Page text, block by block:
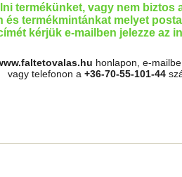
termékünket, vagy nem biztos
és termékmintánkat melyet
kérjük e-mailben jelezze az
honlapon, e-
vagy telefonon a +36-70-55-101-44